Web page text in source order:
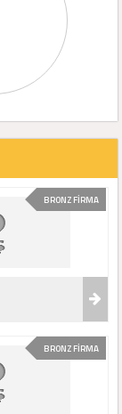
BRONZ FİRMA
BRONZ FİRMA